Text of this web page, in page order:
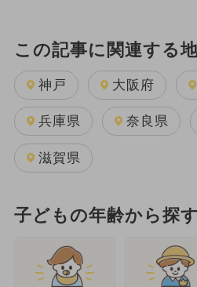
この記事に関連する
神戸 大阪府
兵庫県 奈良県
滋賀県
子どもの年齢から探す